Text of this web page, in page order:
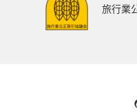
旅の準備
旅行業